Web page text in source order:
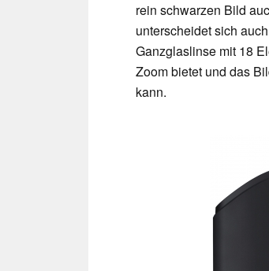
rein schwarzen Bild
unterscheidet sich
Ganzglaslinse mit 18
Zoom bietet und das
kann.